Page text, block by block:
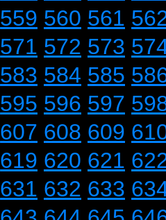
559 560 561
571 572 573
583 584 585
595 596 597
607 608 609
619 620 621
631 632 633